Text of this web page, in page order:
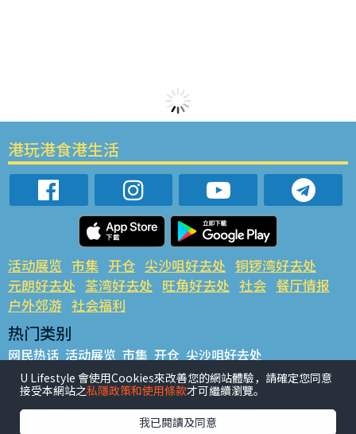
港玩港食港生活
活动展览 市集 开仓 尖沙咀好去处 铜锣湾好去处
元朗好去处 荃湾好去处 旺角好去处 社会 餐厅情报
户外郊游 社会福利
热门类别
网民热话 活动展览 市集 开仓 尖沙咀好去处
铜锣湾好去处 元朗好去处 荃湾好去处 旺角好去处 社会
餐厅情报 户外郊游
热门标签
U Lifestyle 會使用Cookies來改善您的網站體驗，請確定您同意
接受本網站之私隱政策和使用條款才可繼續瀏覽。
我已閱讀及同意